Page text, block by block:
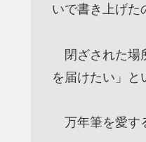
いで書き上げた
閉ざされた場
を届けたい」と
万年筆を愛す